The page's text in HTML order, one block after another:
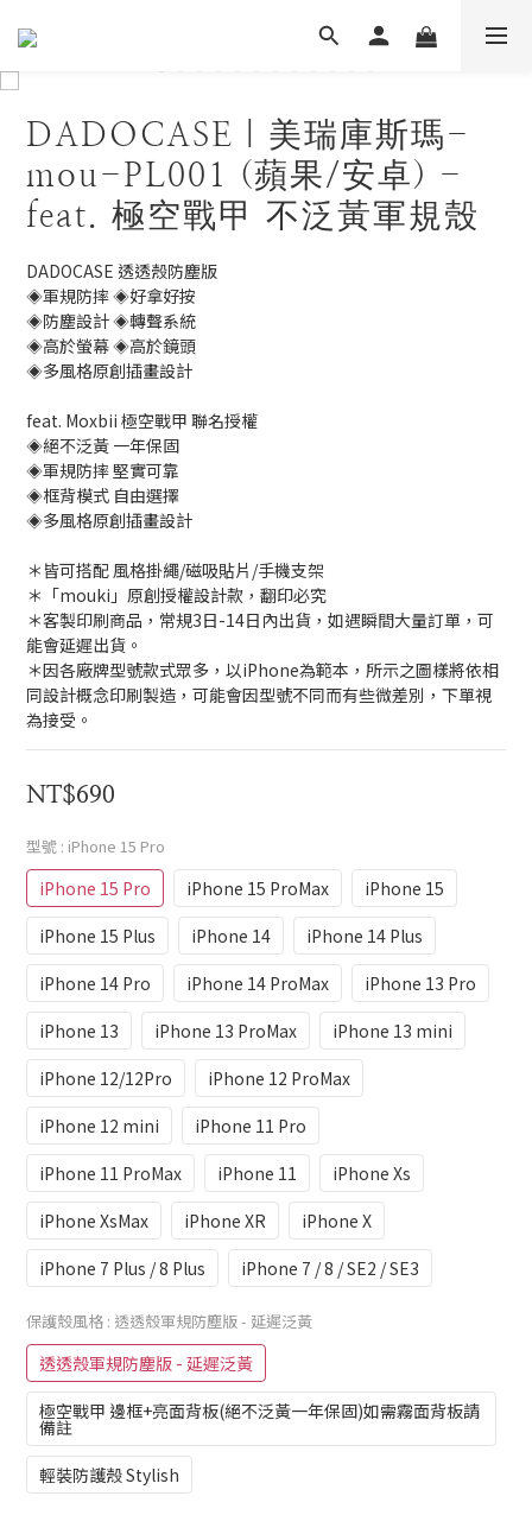
DADOCASE｜美瑞庫斯瑪-
mou-PL001 (蘋果/安卓) -
feat. 極空戰甲 不泛黃軍規殼
DADOCASE 透透殼防塵版
◈軍規防摔 ◈好拿好按
◈防塵設計 ◈轉聲系統
◈高於螢幕 ◈高於鏡頭
◈多風格原創插畫設計
feat. Moxbii 極空戰甲 聯名授權
◈絕不泛黃 一年保固
◈軍規防摔 堅實可靠
◈框背模式 自由選擇
◈多風格原創插畫設計
＊皆可搭配 風格掛繩/磁吸貼片/手機支架
＊「mouki」原創授權設計款，翻印必究
＊客製印刷商品，常規3日-14日內出貨，如遇瞬間大量訂單，可
能會延遲出貨。
＊因各廠牌型號款式眾多，以iPhone為範本，所示之圖樣將依相
同設計概念印刷製造，可能會因型號不同而有些微差別，下單視
為接受。
NT$690
型號 : iPhone 15 Pro
iPhone 15 Pro iPhone 15 ProMax
iPhone 15
iPhone 15 Plus
iPhone 14
iPhone 14 Plus
iPhone 14 Pro
iPhone 14 ProMax
iPhone 13 Pro
iPhone 13
iPhone 13 ProMax
iPhone 13 mini
iPhone 12/12Pro
iPhone 12 ProMax
iPhone 12 mini
iPhone 11 Pro
iPhone 11 ProMax
iPhone 11
iPhone Xs
iPhone XsMax
iPhone XR
iPhone X
iPhone 7 Plus / 8 Plus
iPhone 7 / 8 / SE2 / SE3
保護殼風格 : 透透殼軍規防塵版 - 延遲泛黃
透透殼軍規防塵版 - 延遲泛黃
極空戰甲 邊框+亮面背板(絕不泛黃一年保固)如需霧面背板請
備註
輕裝防護殼 Stylish